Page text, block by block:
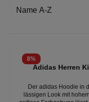
8%
Adidas Herren
Der adidas Hoodie in
lässigen Look mit